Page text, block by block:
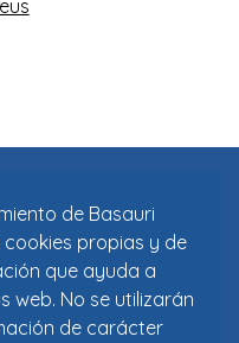
de Basauri
propias y de
que ayuda a
web. No se utilizarán
de carácter